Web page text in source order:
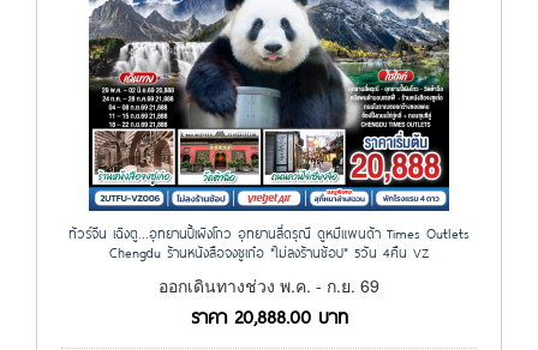
ทัวร์จีน เฉิงตู...อุทยานปี้เผิงโกว อุทยานสี่ดรุณี ดูหมีแพนด้า Times Outlets
Chengdu ร้านหนังสือจงซูเก๋อ *ไม่ลงร้านช้อป* 5วัน 4คืน VZ
ออกเดินทางช่วง พ.ค. - ก.ย. 69
ราคา 20,888.00บาท